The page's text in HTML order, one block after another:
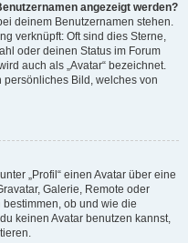
angezeigt werden?
deinem Benutzernamen stehen.
verknüpft: Oft sind dies Sterne,
oder deinen Status im Forum
auch als „Avatar“ bezeichnet.
Bild, welches von
„Profil“ einen Avatar über eine
Galerie, Remote oder
ob und wie die
keinen Avatar benutzen kannst,